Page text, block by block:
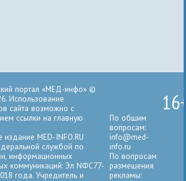
портал «МЕД-инфо» ©
Использование
сайта возможно с
ссылки на главную
издание MED-INFO.RU
службой по
информационных
коммуникаций: Эл NФС77-
года. Учредитель и
По общим
вопросам:
info@med-
info.ru
По вопросам
размещения
рекламы: